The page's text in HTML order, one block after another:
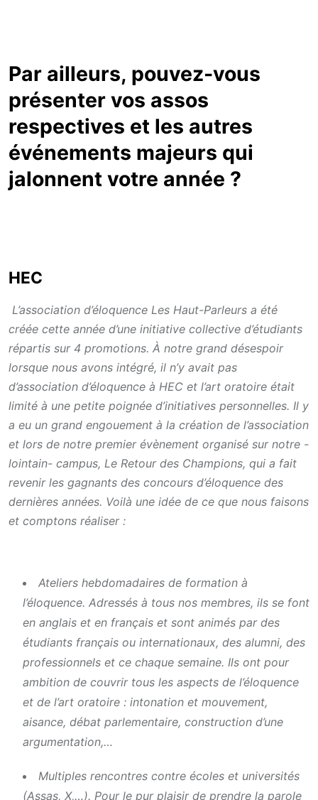
Par ailleurs, pouvez-vous
présenter vos assos
respectives et les autres
événements majeurs qui
jalonnent votre année ?
HEC
L’association d’éloquence Les Haut-Parleurs a été
créée cette année d’une initiative collective d’étudiants
répartis sur 4 promotions. À notre grand désespoir
lorsque nous avons intégré, il n’y avait pas
d’association d’éloquence à HEC et l’art oratoire était
limité à une petite poignée d’initiatives personnelles. Il y
a eu un grand engouement à la création de l’association
et lors de notre premier évènement organisé sur notre -
lointain- campus, Le Retour des Champions, qui a fait
revenir les gagnants des concours d’éloquence des
dernières années. Voilà une idée de ce que nous faisons
et comptons réaliser :
Ateliers hebdomadaires de formation à
l’éloquence. Adressés à tous nos membres, ils se font
en anglais et en français et sont animés par des
étudiants français ou internationaux, des alumni, des
professionnels et ce chaque semaine. Ils ont pour
ambition de couvrir tous les aspects de l’éloquence
et de l’art oratoire : intonation et mouvement,
aisance, débat parlementaire, construction d’une
argumentation,…
Multiples rencontres contre écoles et universités
(Assas, X,…). Pour le pur plaisir de prendre la parole